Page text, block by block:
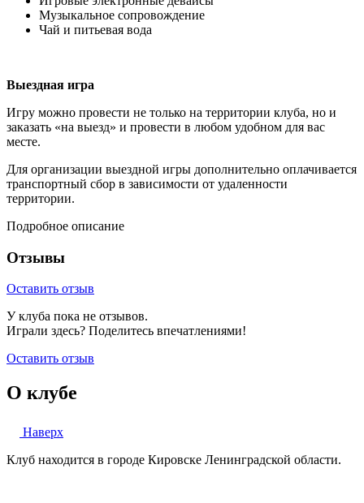
Музыкальное сопровождение
Чай и питьевая вода
Выездная игра
Игру можно провести не только на территории клуба, но и
заказать «на выезд» и провести в любом удобном для вас
месте.
Для организации выездной игры дополнительно оплачивается
транспортный сбор в зависимости от удаленности
территории.
Подробное описание
Отзывы
Оставить отзыв
У клуба пока не отзывов.
Играли здесь? Поделитесь впечатлениями!
Оставить отзыв
О клубе
Наверх
Клуб находится в городе Кировске Ленинградской области.